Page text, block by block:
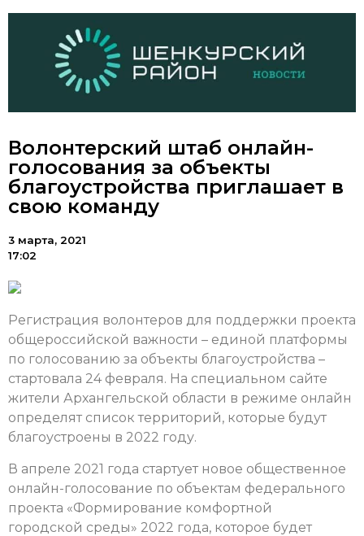
Волонтерский штаб онлайн-
голосования за объекты
благоустройства приглашает в
свою команду
3 марта, 2021
17:02
Регистрация волонтеров для поддержки проекта
общероссийской важности – единой платформы
по голосованию за объекты благоустройства –
стартовала 24 февраля. На специальном сайте
жители Архангельской области в режиме онлайн
определят список территорий, которые будут
благоустроены в 2022 году.
В апреле 2021 года стартует новое общественное
онлайн-голосование по объектам федерального
проекта «Формирование комфортной
городской среды» 2022 года, которое будет